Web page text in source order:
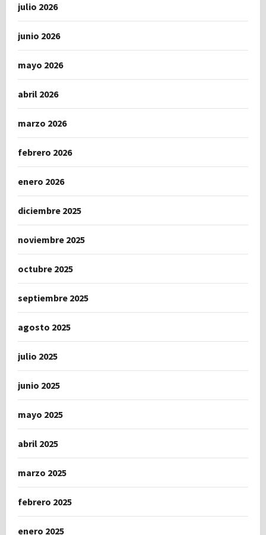
julio 2026
junio 2026
mayo 2026
abril 2026
marzo 2026
febrero 2026
enero 2026
diciembre 2025
noviembre 2025
octubre 2025
septiembre 2025
agosto 2025
julio 2025
junio 2025
mayo 2025
abril 2025
marzo 2025
febrero 2025
enero 2025